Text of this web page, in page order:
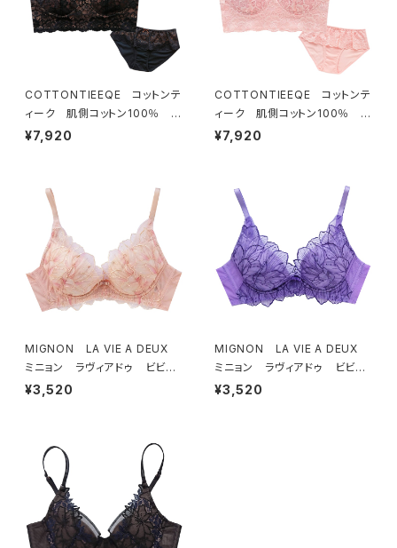
COTTONTIEEQE コットンテ
ィーク 肌側コットン100％ ソ
フトブラ ＆ ショーツセット（ブラ
¥7,920
COTTONTIEEQE コットンテ
ィーク 肌側コットン100％ ソ
フトブラ ＆ ショーツセット（ピー
¥7,920
MIGNON LA VIE A DEUX
ミニョン ラヴィアドゥ ビビア
ーナ ブラジャー（ピーチ）M20
¥3,520
MIGNON LA VIE A DEUX
ミニョン ラヴィアドゥ ビビア
ーナ ブラジャー（ヴィオレッタ）
¥3,520